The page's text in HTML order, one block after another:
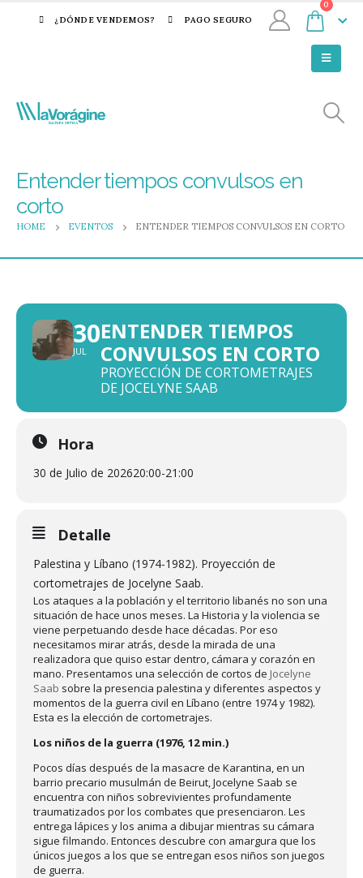
¿DÓNDE VENDEMOS? PAGO SEGURO
0
Entender tiempos convulsos en
corto
HOME EVENTOS ENTENDER TIEMPOS CONVULSOS EN CORTO
30
JUL
ENTENDER TIEMPOS
CONVULSOS EN CORTO
PROYECCIÓN DE CORTOMETRAJES
DE JOCELYNE SAAB
Hora
30 de Julio de 202620:00-21:00
Detalle
Palestina y Líbano (1974-1982). Proyección de
cortometrajes de Jocelyne Saab.
Los ataques a la población y el territorio libanés no son una
situación de hace unos meses. La Historia y la violencia se
viene perpetuando desde hace décadas. Por eso
necesitamos mirar atrás, desde la mirada de una
realizadora que quiso estar dentro, cámara y corazón en
mano. Presentamos una selección de cortos de Jocelyne
Saab sobre la presencia palestina y diferentes aspectos y
momentos de la guerra civil en Líbano (entre 1974 y 1982).
Esta es la elección de cortometrajes.
Los niños de la guerra (1976, 12 min.)
Pocos días después de la masacre de Karantina, en un
barrio precario musulmán de Beirut, Jocelyne Saab se
encuentra con niños sobrevivientes profundamente
traumatizados por los combates que presenciaron. Les
entrega lápices y los anima a dibujar mientras su cámara
sigue filmando. Entonces descubre con amargura que los
únicos juegos a los que se entregan esos niños son juegos
de guerra.